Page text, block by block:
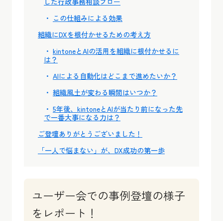
この仕組みによる効果
組織にDXを根付かせるための考え方
kintoneとAIの活用を組織に根付かせるに
は？
AIによる自動化はどこまで進めたいか？
組織風土が変わる瞬間はいつか？
5年後、kintoneとAIが当たり前になった先
で一番大事になる力は？
ご登壇ありがとうございました！
「一人で悩まない」が、DX成功の第一歩
ユーザー会での事例登壇の様子
をレポート！